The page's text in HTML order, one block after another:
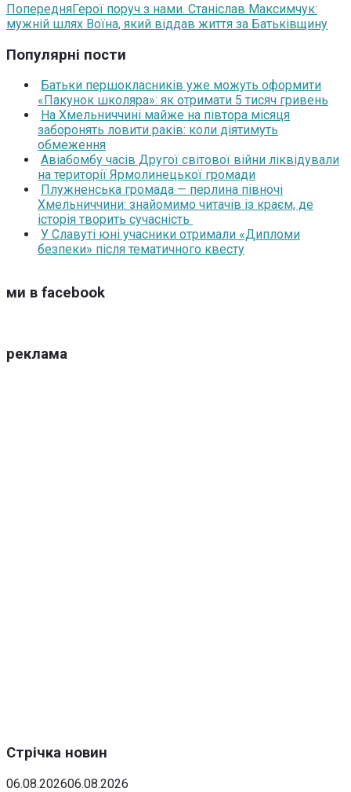
ПопередняГерої поруч з нами. Станіслав Максимчук:
мужній шлях Воїна, який віддав життя за Батьківщину
Популярні пости
Батьки першокласників уже можуть оформити
«Пакунок школяра»: як отримати 5 тисяч гривень
На Хмельниччині майже на півтора місяця
заборонять ловити раків: коли діятимуть
обмеження
Авіабомбу часів Другої світової війни ліквідували
на території Ярмолинецької громади
Плужненська громада — перлина півночі
Хмельниччини: знайомимо читачів із краєм, де
історія творить сучасність
У Славуті юні учасники отримали «Дипломи
безпеки» після тематичного квесту
ми в facebook
реклама
Стрічка новин
06.08.202606.08.2026